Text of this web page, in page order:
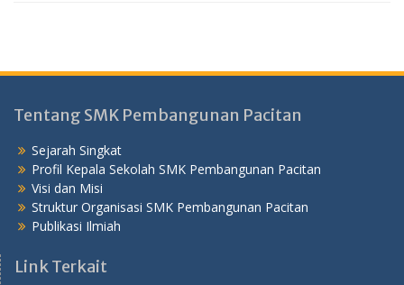
Tentang SMK Pembangunan Pacitan
Sejarah Singkat
Profil Kepala Sekolah SMK Pembangunan Pacitan
Visi dan Misi
Struktur Organisasi SMK Pembangunan Pacitan
Publikasi Ilmiah
Link Terkait